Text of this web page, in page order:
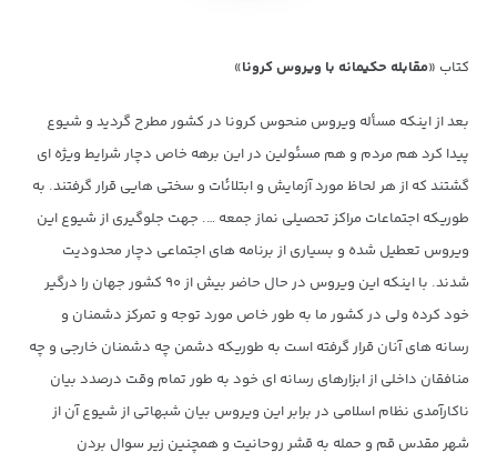
کتاب «مقابله حکیمانه با ویروس کرونا»
بعد از اینکه مسأله ویروس منحوس کرونا در کشور مطرح گردید و شیوع
پیدا کرد هم مردم و هم مسئولین در این برهه خاص دچار شرایط ویژه ای
گشتند که از هر لحاظ مورد آزمایش و ابتلائات و سختی هایی قرار گرفتند. به
طوریکه اجتماعات مراکز تحصیلی نماز جمعه …. جهت جلوگیری از شیوع این
ویروس تعطیل شده و بسیاری از برنامه های اجتماعی دچار محدودیت
شدند. با اینکه این ویروس در حال حاضر بیش از ۹۰ کشور جهان را درگیر
خود کرده ولی در کشور ما به طور خاص مورد توجه و تمرکز دشمنان و
رسانه های آنان قرار گرفته است به طوریکه دشمن چه دشمنان خارجی و چه
منافقان داخلی از ابزارهای رسانه ای خود به طور تمام وقت درصدد بیان
ناکارآمدی نظام اسلامی در برابر این ویروس بیان شبهاتی از شیوع آن از
شهر مقدس قم و حمله به قشر روحانیت و همچنین زیر سوال بردن